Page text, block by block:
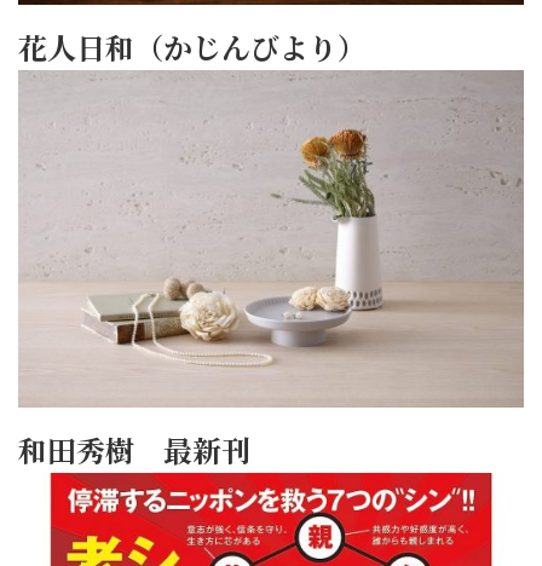
花人日和（かじんびより）
和田秀樹 最新刊